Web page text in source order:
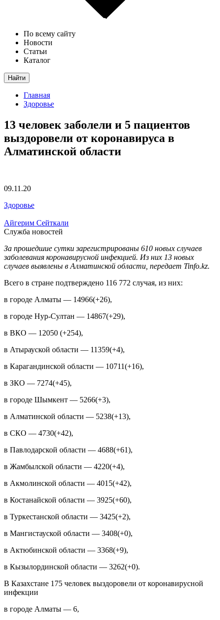
По всему сайту
Новости
Статьи
Каталог
Найти
Главная
Здоровье
13 человек заболели и 5 пациентов
выздоровели от коронавируса в
Алматинской области
09.11.20
Здоровье
Айгерим Сейткали
Служба новостей
За прошедшие сутки зарегистрированы 610 новых случаев
заболевания коронавирусной инфекцией. Из них 13 новых
случаев выявлены в Алматинской области, передает Tinfo.kz.
Всего в стране подтверждено 116 772 случая, из них:
в городе Алматы — 14966(+26),
в городе Нур-Султан — 14867(+29),
в ВКО — 12050 (+254),
в Атырауской области — 11359(+4),
в Карагандинской области — 10711(+16),
в ЗКО — 7274(+45),
в городе Шымкент — 5266(+3),
в Алматинской области — 5238(+13),
в СКО — 4730(+42),
в Павлодарской области — 4688(+61),
в Жамбылской области — 4220(+4),
в Акмолинской области — 4015(+42),
в Костанайской области — 3925(+60),
в Туркестанской области — 3425(+2),
в Мангистауской области — 3408(+0),
в Актюбинской области — 3368(+9),
в Кызылординской области — 3262(+0).
В Казахстане 175 человек выздоровели от коронавирусной
инфекции
в городе Алматы — 6,